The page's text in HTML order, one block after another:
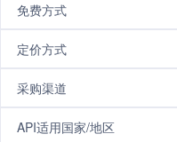
免费方式
定价方式
采购渠道
API适用国家/地区